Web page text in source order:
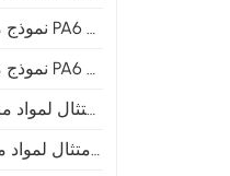
توجيهات تخطيط متقدمة لصيغ
توجيهات التخطيط المتقدمة لصيغ